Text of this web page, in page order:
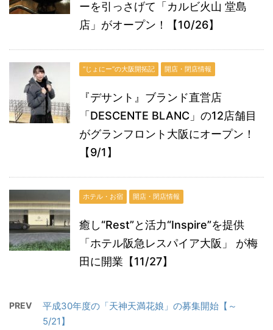
ーを引っさげて「カルビ火山 堂島
店」がオープン！【10/26】
“じょにー”の大阪開拓記 開店・閉店情報
『デサント』ブランド直営店
「DESCENTE BLANC」の12店舗目
がグランフロント大阪にオープン！
【9/1】
ホテル・お宿 開店・閉店情報
癒し“Rest”と活力“Inspire”を提供
「ホテル阪急レスパイア大阪」 が梅
田に開業【11/27】
PREV
平成30年度の「天神天満花娘」の募集開始【～
5/21】